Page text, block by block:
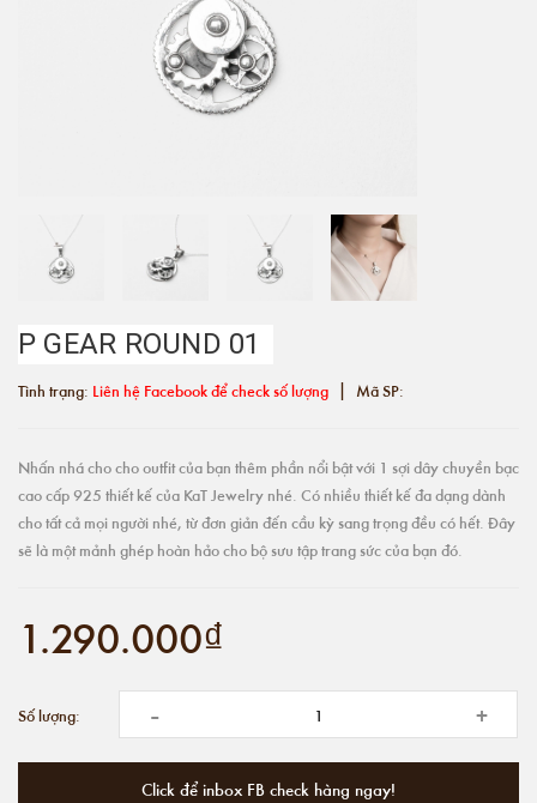
P GEAR ROUND 01
Tình trạng: Liên hệ Facebook để check số lượng | Mã SP:
Nhấn nhá cho cho outfit của bạn thêm phần nổi bật với 1 sợi dây chuyền bạc
cao cấp 925 thiết kế của KaT Jewelry nhé. Có nhiều thiết kế đa dạng dành
cho tất cả mọi người nhé, từ đơn giản đến cầu kỳ sang trọng đều có hết. Đây
sẽ là một mảnh ghép hoàn hảo cho bộ sưu tập trang sức của bạn đó.
1.290.000₫
Số lượng: - +
Click để inbox FB check hàng ngay!